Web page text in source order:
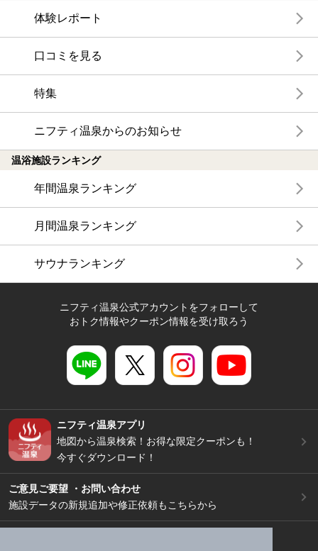
体験レポート
口コミを見る
特集
ニフティ温泉からのお知らせ
温浴施設ランキング
年間温泉ランキング
月間温泉ランキング
サウナランキング
ニフティ温泉公式アカウントをフォローして
おトク情報やクーポン情報を受け取ろう
ニフティ温泉アプリ
地図から温泉検索！お得な限定クーポンも！
今すぐダウンロード！
ご意見ご要望 ・お問い合わせ
施設データの新規追加や修正依頼もこちらから